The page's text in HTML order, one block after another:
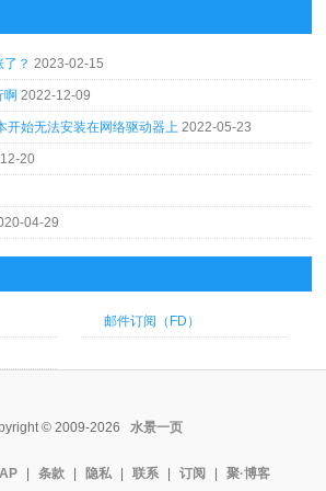
？ 2023-02-15
啊 2022-12-09
开始无法安装在网络驱动器上 2022-05-23
20
04-29
邮件订阅（FD）
© 2009-2026 水景一页
条款 隐私 联系 订阅 聚·博客